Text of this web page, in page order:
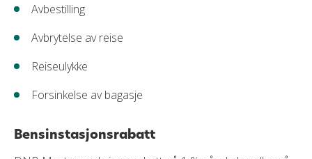
Avbestilling
Avbrytelse av reise
Reiseulykke
Forsinkelse av bagasje
Bensinstasjonsrabatt